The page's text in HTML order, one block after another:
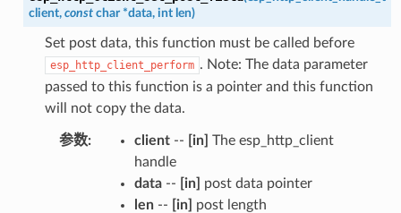
client, const char *data, int len)
Set post data, this function must be called before
esp_http_client_perform . Note: The data parameter
passed to this function is a pointer and this function
will not copy the data.
参数 client-- [in] The esp_http_client
handle
data-- [in]
post data pointer
len-- [in] post length